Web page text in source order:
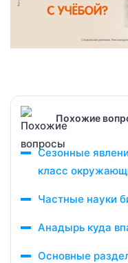
Похожие
Сезонные
класс
Частные науки
Анадырь куда
Основные